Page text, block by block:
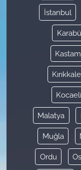
İstanbul
Kırıkkale
Kocaeli
Malatya
Muğla
Ordu